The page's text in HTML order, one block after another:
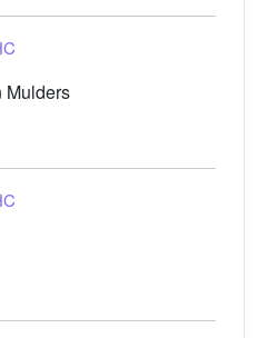
Mulders